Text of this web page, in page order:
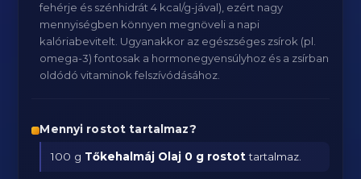
fehérje és szénhidrát 4 kcal/g-jával), ezért nagy
mennyiségben könnyen megnöveli a napi
kalóriabevitelt. Ugyanakkor az egészséges zsírok (pl.
omega-3) fontosak a hormonegyensúlyhoz és a zsírban
oldódó vitaminok felszívódásához.
Mennyi rostot tartalmaz?
100 g Tőkehalmáj Olaj 0 g rostottartalmaz.